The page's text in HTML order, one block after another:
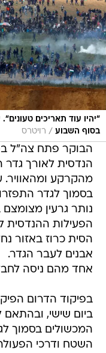
"יהיו עוד תאריכים
בסוף השבוע / רויטרס
הבוקר פתח צה"ל
הנדסית לאורך
מהקרקע ומהאוויר.
בסמוך לגדר
נותר גרעין
הפעילות ההנדסית
הסית כרוז באזור
אבנים לעבר הגדר.
אחד מהם ניסה
בפיקוד הדרום
ביום שישי,
המכשולים בסמוך
השטח ודרכי